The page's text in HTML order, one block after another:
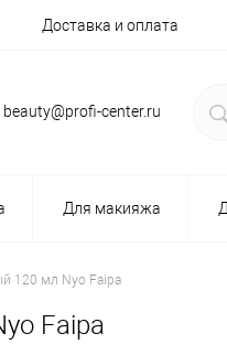
Доставка и оплата
beauty@profi-center.ru
Для макияжа
120 мл Nyo Faipa
Faipa